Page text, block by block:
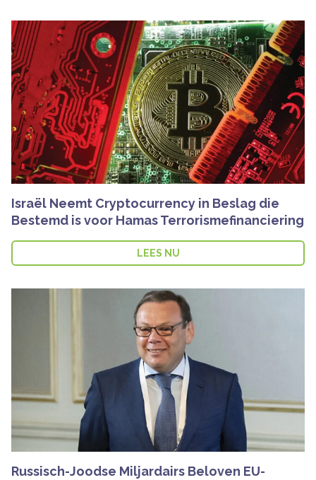
Israël Neemt Cryptocurrency in Beslag die
Bestemd is voor Hamas Terrorismefinanciering
LEES NU
Russisch-Joodse Miljardairs Beloven EU-